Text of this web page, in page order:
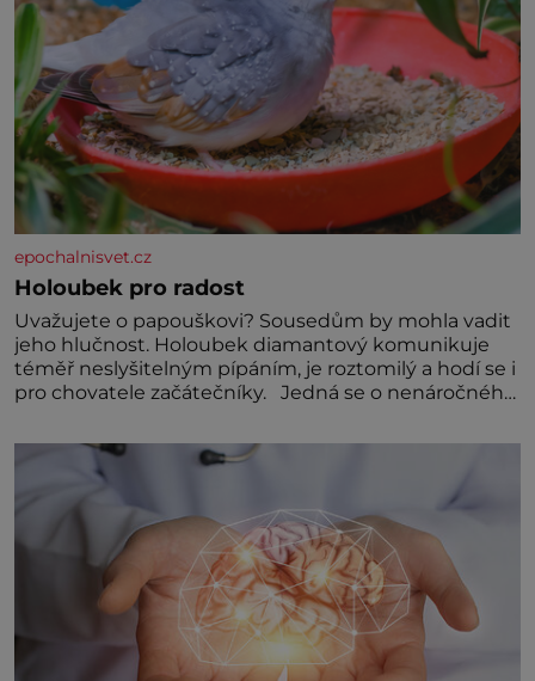
epochalnisvet.cz
Holoubek pro radost
Uvažujete o papouškovi? Sousedům by mohla vadit
jeho hlučnost. Holoubek diamantový komunikuje
téměř neslyšitelným pípáním, je roztomilý a hodí se i
pro chovatele začátečníky. Jedná se o nenáročného
Hodně času tráví na zemi, kde sbírá zbytky semínek
Jeho domovinou je prakticky celá Austrálie s
výjimkou pobřežní oblasti.